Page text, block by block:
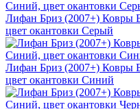
Лифан Бриз (2007+)
цвет окантовки Серый
Лифан Бриз (2007+)
цвет окантовки Синий